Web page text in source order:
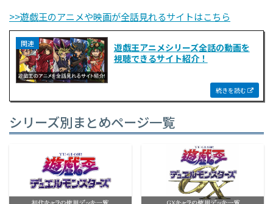
>>遊戯王のアニメや映画が全話見れるサイトはこちら
遊戯王アニメシリーズ全話の動画を
視聴できるサイト紹介！
シリーズ別まとめページ一覧